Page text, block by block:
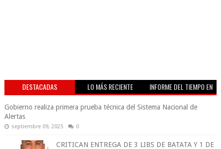
DESTACADAS LO MÁS RECIENTE
INFORME DEL TIEMPO EN
Gobierno realiza primera prueba técnica del Sistema Nacional de
Alertas
septiembre 09, 2025 0
CRITICAN ENTREGA DE 3 LIBS DE BATATA Y 1 DE